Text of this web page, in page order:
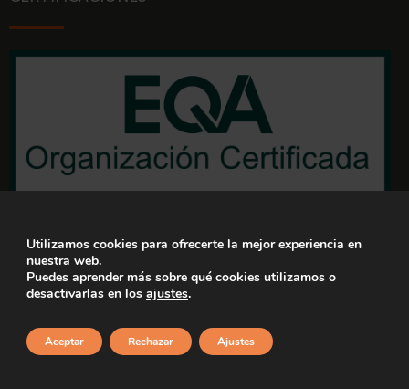
Utilizamos cookies para ofrecerte la mejor experiencia en
nuestra web.
Puedes aprender más sobre qué cookies utilizamos o
desactivarlas en los ajustes.
Aceptar Rechazar Ajustes